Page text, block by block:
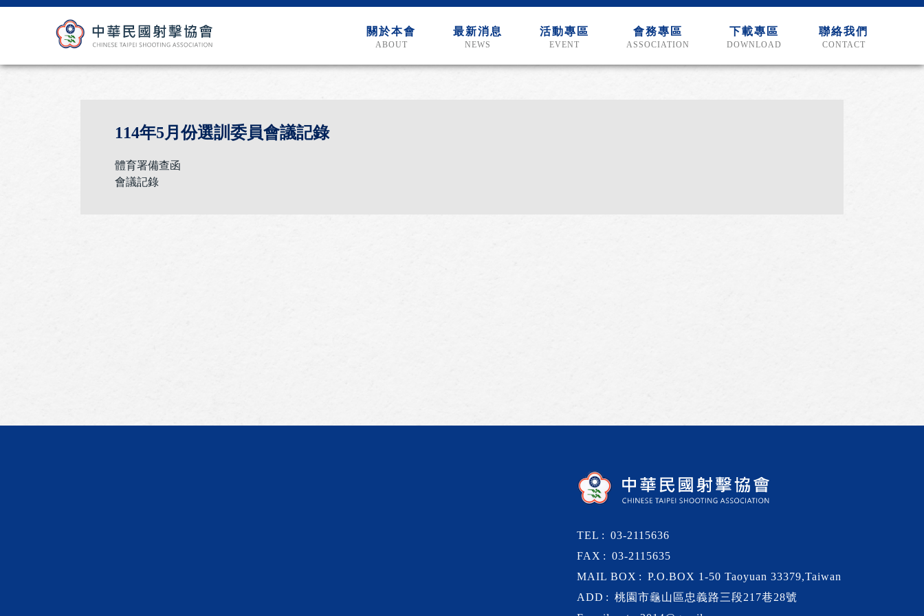
關於本會
ABOUT
最新消息
NEWS
活動專區
EVENT
會務專區
ASSOCIATION
下載專區
DOWNLOAD
聯絡我們
CONTACT
114年5月份選訓委員會議記錄
體育署備查函
會議記錄
TEL
03-2115636
FAX
03-2115635
MAIL BOX
P.O.BOX 1-50 Taoyuan 33379,Taiwan
ADD
桃園市龜山區忠義路三段217巷28號